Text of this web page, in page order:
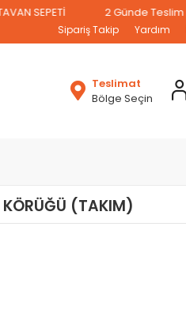
2 Günde Teslim
Sipariş Takip Yardım
Teslimat
Bölge Seçin
(TAKIM)